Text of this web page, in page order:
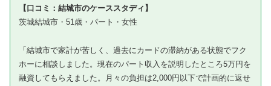
【口コミ：結城市のケーススタディ】
茨城結城市・51歳・パート・女性
「結城市で家計が苦しく、過去にカードの滞納がある状態でフク
ホーに相談しました。現在のパート収入を説明したところ5万円を
融資してもらえました。月々の負担は2,000円以下で計画的に返せ